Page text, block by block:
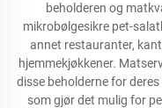
beholderen og
mikrobølgesikre pet-
annet restauranter,
hjemmekjøkkener.
disse beholderne for
som gjør det mulig for